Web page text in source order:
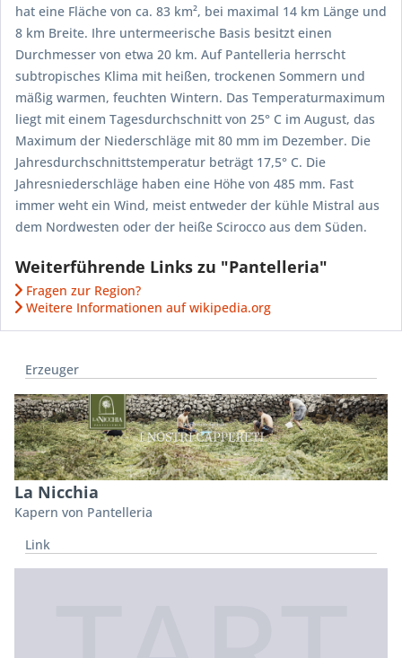
hat eine Fläche von ca. 83 km², bei maximal 14 km Länge und
8 km Breite. Ihre untermeerische Basis besitzt einen
Durchmesser von etwa 20 km. Auf Pantelleria herrscht
subtropisches Klima mit heißen, trockenen Sommern und
mäßig warmen, feuchten Wintern. Das Temperaturmaximum
liegt mit einem Tagesdurchschnitt von 25° C im August, das
Maximum der Niederschläge mit 80 mm im Dezember. Die
Jahresdurchschnittstemperatur beträgt 17,5° C. Die
Jahresniederschläge haben eine Höhe von 485 mm. Fast
immer weht ein Wind, meist entweder der kühle Mistral aus
dem Nordwesten oder der heiße Scirocco aus dem Süden.
Weiterführende Links zu "Pantelleria"
Fragen zur Region?
Weitere Informationen auf wikipedia.org
Erzeuger
La Nicchia
Kapern von Pantelleria
Link